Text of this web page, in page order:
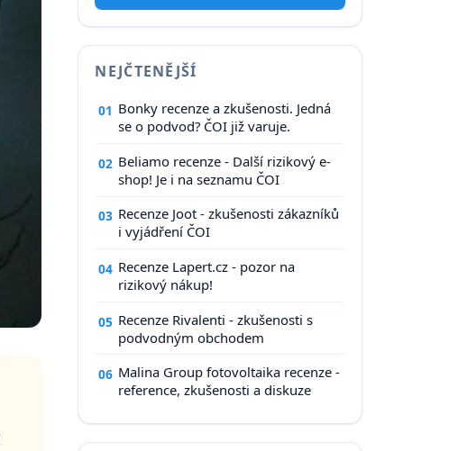
NEJČTENĚJŠÍ
01 Bonky recenze a zkušenosti. Jedná
se o podvod? ČOI již varuje.
02 Beliamo recenze - Další rizikový e-
shop! Je i na seznamu ČOI
03 Recenze Joot - zkušenosti zákazníků
i vyjádření ČOI
04 Recenze Lapert.cz - pozor na
rizikový nákup!
05 Recenze Rivalenti - zkušenosti s
podvodným obchodem
06 Malina Group fotovoltaika recenze -
reference, zkušenosti a diskuze